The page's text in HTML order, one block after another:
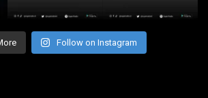
Follow on Instagram